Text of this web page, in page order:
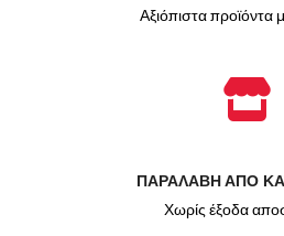
Αξιόπιστα προϊόντα
ΠΑΡΑΛΑΒΗ ΑΠΟ
Χωρίς έξοδα